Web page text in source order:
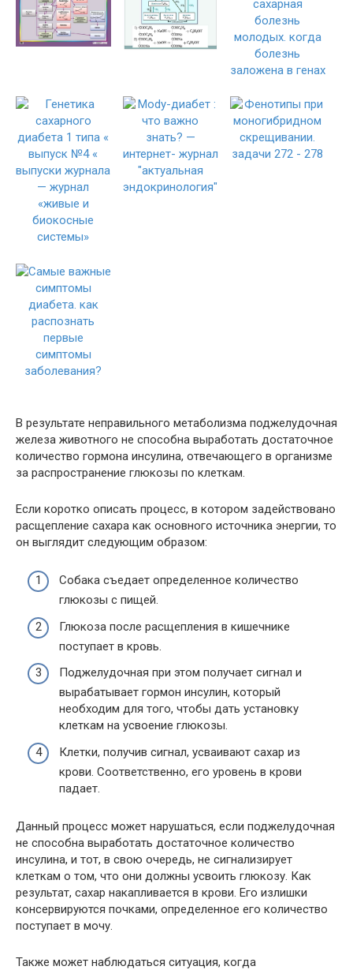
В результате неправильного метаболизма поджелудочная
железа животного не способна выработать достаточное
количество гормона инсулина, отвечающего в организме
за распространение глюкозы по клеткам.
Если коротко описать процесс, в котором задействовано
расщепление сахара как основного источника энергии, то
он выглядит следующим образом:
Собака съедает определенное количество
глюкозы с пищей.
Глюкоза после расщепления в кишечнике
поступает в кровь.
Поджелудочная при этом получает сигнал и
вырабатывает гормон инсулин, который
необходим для того, чтобы дать установку
клеткам на усвоение глюкозы.
Клетки, получив сигнал, усваивают сахар из
крови. Соответственно, его уровень в крови
падает.
Данный процесс может нарушаться, если поджелудочная
не способна выработать достаточное количество
инсулина, и тот, в свою очередь, не сигнализирует
клеткам о том, что они должны усвоить глюкозу. Как
результат, сахар накапливается в крови. Его излишки
консервируются почками, определенное его количество
поступает в мочу.
Также может наблюдаться ситуация, когда